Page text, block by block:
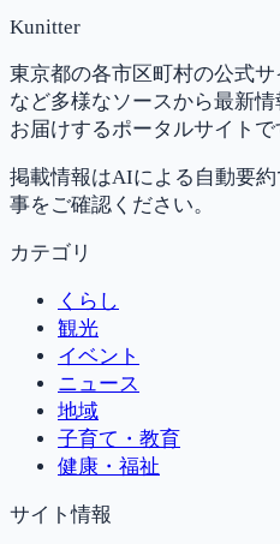
Kunitter
東京都の各市区町村の公式
など多様なソースから最新
お届けするポータルサイトで
掲載情報はAIによる自動要
事をご確認ください。
カテゴリ
くらし
観光
イベント
ニュース
地域
子育て・教育
健康・福祉
サイト情報